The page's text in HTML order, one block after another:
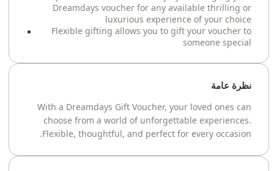
Dreamdays voucher for any available thrilling or
luxurious experience of your choice
Flexible gifting allows you to gift your voucher to
someone special
نظرة عامة
With a Dreamdays Gift Voucher, your loved ones can
choose from a world of unforgettable experiences.
Flexible, thoughtful, and perfect for every occasion.